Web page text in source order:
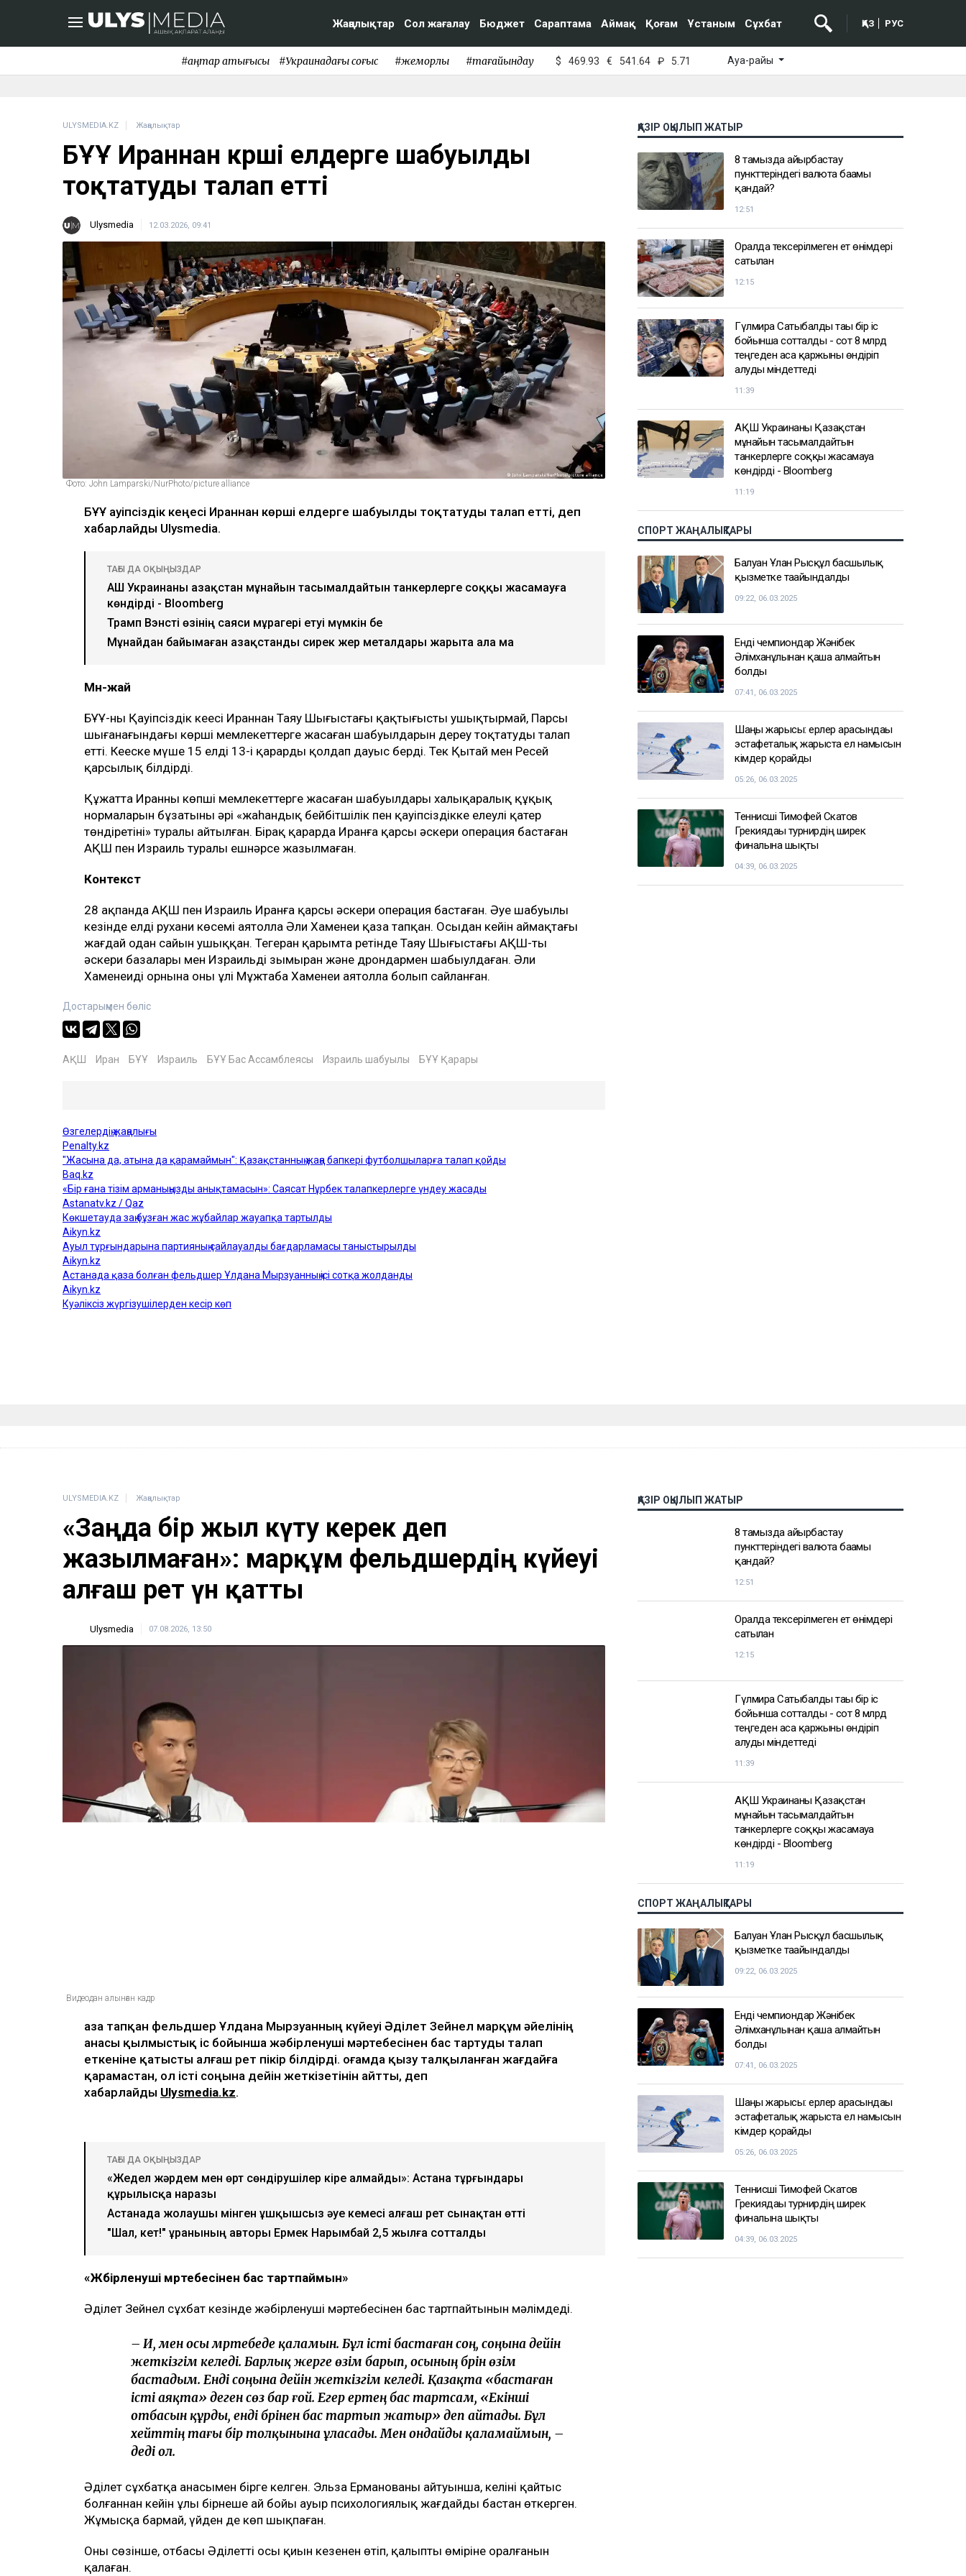
Жаңалықтар Сол жағалау Бюджет Сараптама Аймақ Қоғам Ұстаным Сұхбат ҚАЗ РУС
#қаңтар қақтығысы #Украинадағы соғыс #жемқорлық #тағайындау $ 469.93 € 541.64 ₽ 5.71 Ауа-райы
ULYSMEDIA.KZ Жаңалықтар
БҰҰ Ираннан көрші елдерге шабуылды
тоқтатуды талап етті
Ulysmedia 12.03.2026, 09:41
Фото: John Lamparski/NurPhoto/picture alliance
БҰҰ Қауіпсіздік кеңесі Ираннан көрші елдерге шабуылды тоқтатуды талап етті, деп
хабарлайды Ulysmedia.
ТАҒЫ ДА ОҚЫҢЫЗДАР
АҚШ Украинаны Қазақстан мұнайын тасымалдайтын танкерлерге соққы жасамауға
көндірді - Bloomberg
Трамп Вэнсті өзінің саяси мұрагері етуі мүмкін бе
Мұнайдан байымаған Қазақстанды сирек жер металдары жарыта ала ма
Мән-жай
БҰҰ-ның Қауіпсіздік кеңесі Ираннан Таяу Шығыстағы қақтығысты ушықтырмай, Парсы
шығанағындағы көрші мемлекеттерге жасаған шабуылдарын дереу тоқтатуды талап
етті. Кеңеске мүше 15 елдің 13-і қарарды қолдап дауыс берді. Тек Қытай мен Ресей
қарсылық білдірді.
Құжатта Иранның көпші мемлекеттерге жасаған шабуылдары халықаралық құқық
нормаларын бұзатыны әрі «жаһандық бейбітшілік пен қауіпсіздікке елеулі қатер
төндіретіні» туралы айтылған. Бірақ қарарда Иранға қарсы әскери операция бастаған
АҚШ пен Израиль туралы ешнәрсе жазылмаған.
Контекст
28 ақпанда АҚШ пен Израиль Иранға қарсы әскери операция бастаған. Әуе шабуылы
кезінде елдің рухани көсемі аятолла Әли Хаменеи қаза тапқан. Осыдан кейін аймақтағы
жағдай одан сайын ушыққан. Тегеран қарымта ретінде Таяу Шығыстағы АҚШ-тың
әскери базалары мен Израильді зымыран және дрондармен шабыулдаған. Әли
Хаменеидің орнына оның ұлі Мұжтаба Хаменеи аятолла болып сайланған.
Достарыңмен бөліс
АҚШ Иран БҰҰ Израиль БҰҰ Бас Ассамблеясы Израиль шабуылы БҰҰ Қарары
ҚАЗІР ОҚЫЛЫП ЖАТЫР
8 тамызда айырбастау
пункттеріндегі валюта бағамы
қандай?
12:51
Оралда тексерілмеген ет өнімдері
сатылған
12:15
Гүлмира Сатыбалды тағы бір іс
бойынша сотталды - сот 8 млрд
теңгеден аса қаржыны өндіріп
алуды міндеттеді
11:39
АҚШ Украинаны Қазақстан
мұнайын тасымалдайтын
танкерлерге соққы жасамауға
көндірді - Bloomberg
11:19
СПОРТ ЖАҢАЛЫҚТАРЫ
Балуан Ұлан Рысқұл басшылық
қызметке тағайындалды
09:22, 06.03.2025
Енді чемпиондар Жәнібек
Әлімханұлынан қаша алмайтын
болды
07:41, 06.03.2025
Шаңғы жарысы: ерлер арасындағы
эстафеталық жарыста ел намысын
кімдер қорғайды
05:26, 06.03.2025
Теннисші Тимофей Скатов
Грекиядағы турнирдің ширек
финалына шықты
04:39, 06.03.2025
«Заңда бір жыл күту керек деп
жазылмаған»: марқұм фельдшердің күйеуі
алғаш рет үн қатты
Видеодан алынған кадр
Қаза тапқан фельдшер Ұлдана Мырзуанның күйеуі Әділет Зейнел марқұм әйелінің
анасы қылмыстық іс бойынша жәбірленуші мәртебесінен бас тартуды талап
еткеніне қатысты алғаш рет пікір білдірді. Қоғамда қызу талқыланған жағдайға
қарамастан, ол істі соңына дейін жеткізетінін айтты, деп
ТАҒЫ ДА ОҚЫҢЫЗДАР
«Жедел жәрдем мен өрт сөндірушілер кіре алмайды»: Астана тұрғындары
құрылысқа наразы
Астанада жолаушы мінген ұшқышсыз әуе кемесі алғаш рет сынақтан өтті
"Шал, кет!" ұранының авторы Ермек Нарымбай 2,5 жылға сотталды
Әділет Зейнел сұхбат кезінде жәбірленуші мәртебесінен бас тартпайтынын мәлімдеді.
– Иә, мен осы мәртебеде қаламын. Бұл істі бастаған соң, соңына дейін
жеткізгім келеді. Барлық жерге өзім барып, осының бәрін өзім
ҚАЗІР ОҚЫЛЫП ЖАТЫР
8 тамызда айырбастау
пункттеріндегі валюта бағамы
қандай?
12:51
Оралда тексерілмеген ет өнімдері
сатылған
Гүлмира Сатыбалды тағы бір іс
бойынша сотталды - сот 8 млрд
алуды міндеттеді
АҚШ Украинаны Қазақстан
мұнайын тасымалдайтын
танкерлерге соққы жасамауға
көндірді - Bloomberg
11:19
СПОРТ ЖАҢАЛЫҚТАРЫ
Балуан Ұлан Рысқұл басшылық
қызметке тағайындалды
09:22, 06.03.2025
Енді чемпиондар Жәнібек
болды